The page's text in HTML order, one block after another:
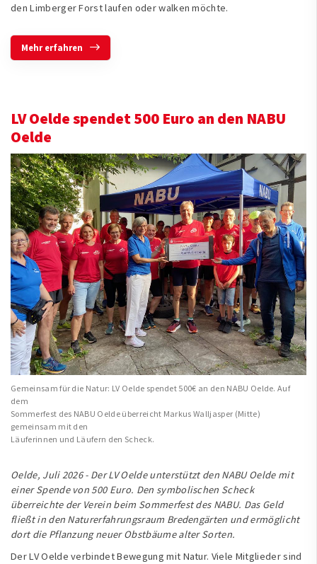
den Limberger Forst laufen oder walken möchte.
Mehr erfahren
LV Oelde spendet 500 Euro an den NABU
Oelde
Gemeinsam für die Natur: LV Oelde spendet 500€ an den NABU Oelde. Auf
dem
Sommerfest des NABU Oelde überreicht Markus Walljasper (Mitte)
gemeinsam mit den
Läuferinnen und Läufern den Scheck.
Oelde, Juli 2026 - Der LV Oelde unterstützt den NABU Oelde mit
einer Spende von 500 Euro. Den symbolischen Scheck
überreichte der Verein beim Sommerfest des NABU. Das Geld
fließt in den Naturerfahrungsraum Bredengärten und ermöglicht
dort die Pflanzung neuer Obstbäume alter Sorten.
Der LV Oelde verbindet Bewegung mit Natur. Viele Mitglieder sind